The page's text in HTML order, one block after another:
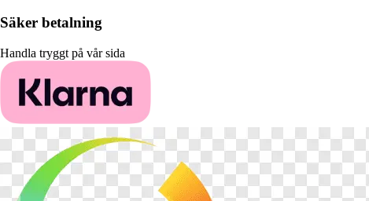
Säker betalning
Handla tryggt på vår sida